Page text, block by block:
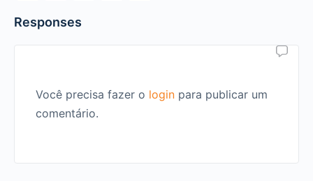
Responses
Você precisa fazer o login para publicar um
comentário.